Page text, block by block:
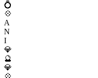
💍
💠
A
N
I
💎
🔮
💎